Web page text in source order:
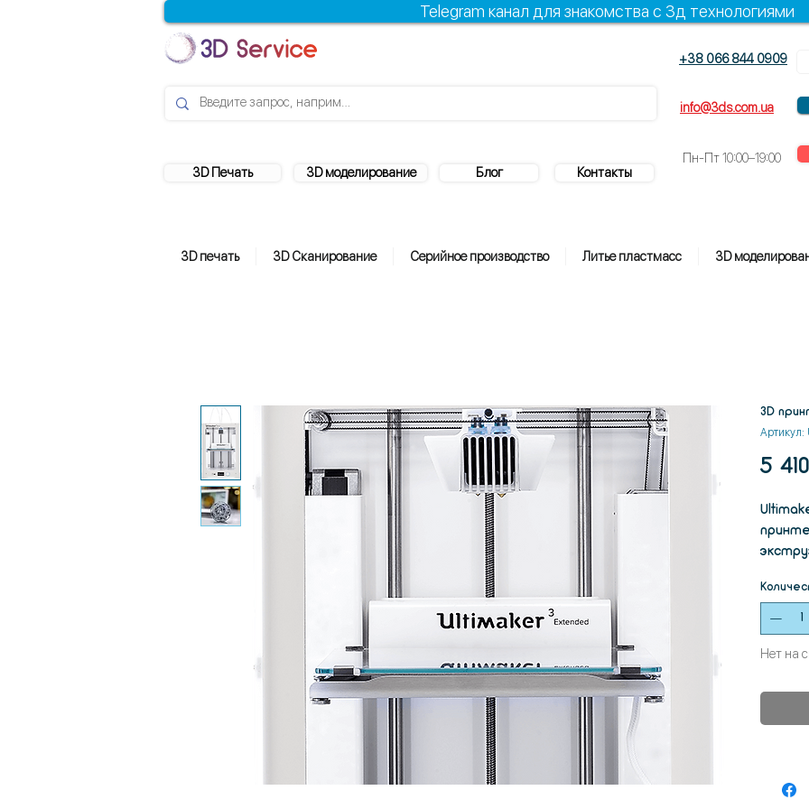
Telegram канал для знакомства с 3д технологиями
3D Печать 3D моделирование Блог Контакты
+38 066 844 0909
info@3ds.com.ua
Пн-Пт10:00–19:00
3D печать 3D Сканирование Серийное производство Литье пластмасс 3D
3D
Артикул:
5
Нет на